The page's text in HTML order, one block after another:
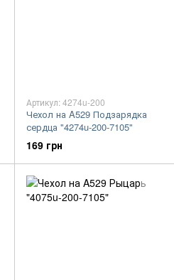
Артикул: 4274u-200
Чехол на A529 Подзарядка
сердца "4274u-200-7105"
169 грн